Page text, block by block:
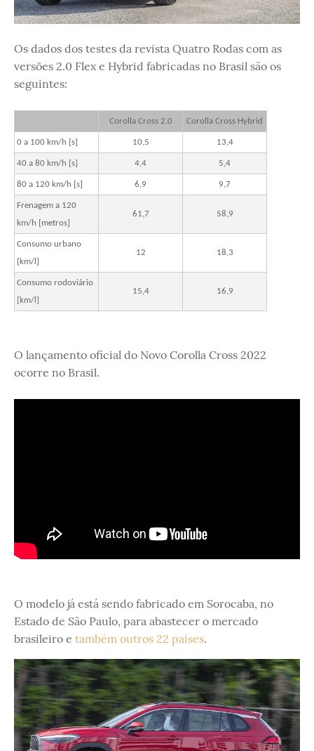
Os dados dos testes da revista Quatro Rodas com as
versões 2.0 Flex e Hybrid fabricadas no Brasil são os
seguintes:
Corolla Cross 2.0 Corolla Cross Hybrid
0 a 100 km/h [s] 10,5 13,4
40 a 80 km/h [s] 4,4 5,4
80 a 120 km/h [s] 6,9 9,7
Frenagem a 120
km/h [metros]
61,7 58,9
Consumo urbano
[km/l]
12 18,3
Consumo rodoviário
[km/l]
15,4 16,9
O lançamento oficial do Novo Corolla Cross 2022
ocorre no Brasil.
O modelo já está sendo fabricado em Sorocaba, no
Estado de São Paulo, para abastecer o mercado
brasileiro e também outros 22 países.